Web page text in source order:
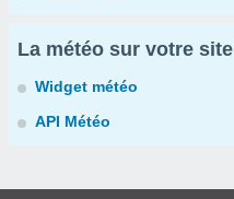
La météo sur votre site
Widget météo
API Météo